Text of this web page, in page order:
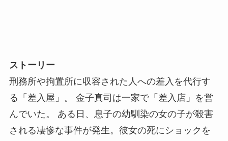
ストーリー
刑務所や拘置所に収容された人への差入を代行す
る「差入屋」。 金子真司は一家で「差入店」を営
んでいた。 ある日、息子の幼馴染の女の子が殺害
される凄惨な事件が発生。彼女の死にショックを